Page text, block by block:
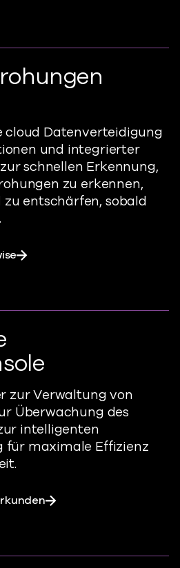
cloud Datenverteidigung
und integrierter
schnellen Erkennung,
zu erkennen,
entschärfen, sobald
zur Verwaltung von
Überwachung des
intelligenten
für maximale Effizienz